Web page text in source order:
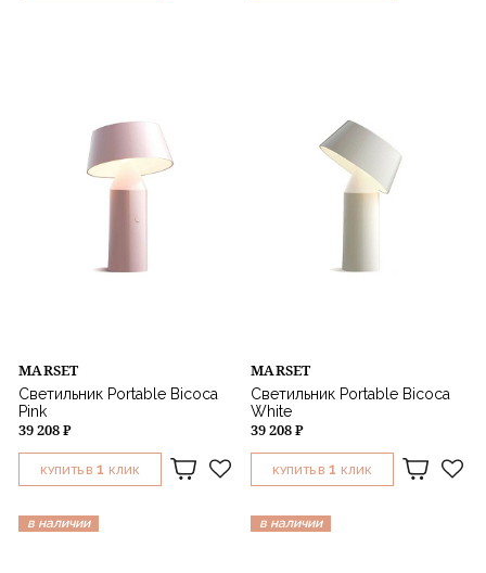
MARSET
Светильник Portable Bicoca
Pink
39 208 ₽
КУПИТЬ В 1 КЛИК
MARSET
Светильник Portable Bicoca
White
39 208 ₽
КУПИТЬ В 1 КЛИК
в наличии в наличии